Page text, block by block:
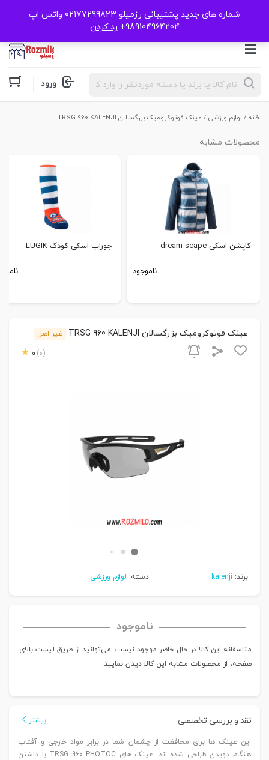
شماره های جدید پشتیبانی رزمیلو 02177299823 واتس اپ
989104964204+
رد کردن
Products
search ورود
خانه / لوازم ورزشی / عینک فوتوکرومیک بزرگسالان TRSG 960 KALENJI
محصولات مشابه
کاپشن اسکی dream scape
ناموجود
جوراب اسکی کودک LUGIK
عینک فوتوکرومیک بزرگسالان TRSG 960 KALENJI غیر اصل
0 (0)
برند: kalenji دسته: لوازم ورزشی
ناموجود
متاسفانه این کالا در حال حاضر موجود نیست. می‌توانید از طریق لیست بالای
صفحه، از محصولات مشابه این کالا دیدن نمایید.
نقد و بررسی تخصصی بیشتر
این عینک ها برای محافظت از چشمان شما در برابر مواد خارجی و آفتاب
هنگام دویدن طراحی شده اند. عینک های TRSG 960 PHOTOC با داشتن